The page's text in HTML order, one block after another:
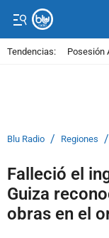
Tendencias: Posesión
Blu Radio / Regiones /
Falleció el
Guiza
obras en el